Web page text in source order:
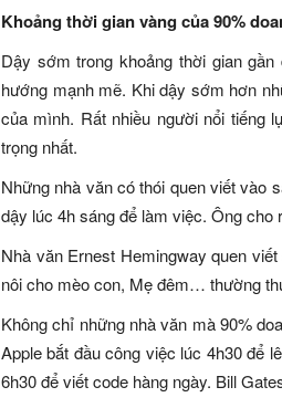
Khoảng thời gian vàng của 90%
Dậy sớm trong khoảng thời gian
hướng mạnh mẽ. Khi dậy sớm hơn
của mình. Rất nhiều người nổi tiếng
trọng nhất.
Những nhà văn có thói quen viết vào
dậy lúc 4h sáng để làm việc. Ông cho
Nhà văn Ernest Hemingway quen
nôi cho mèo con, Mẹ đêm… thường
Không chỉ những nhà văn mà 90%
Apple bắt đầu công việc lúc 4h30 để
6h30 để viết code hàng ngày. Bill